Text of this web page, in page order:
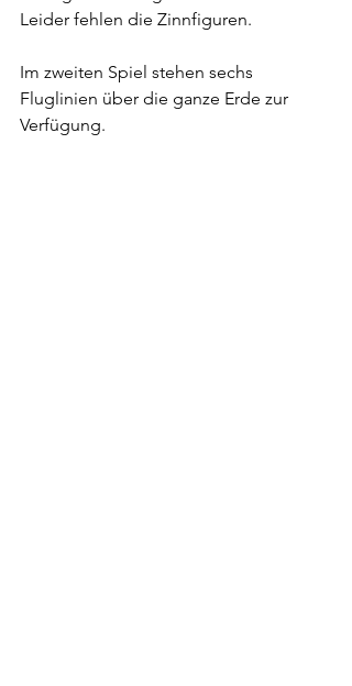
Leider fehlen die Zinnfiguren.
Im zweiten Spiel stehen sechs
Fluglinien über die ganze Erde zur
Verfügung.